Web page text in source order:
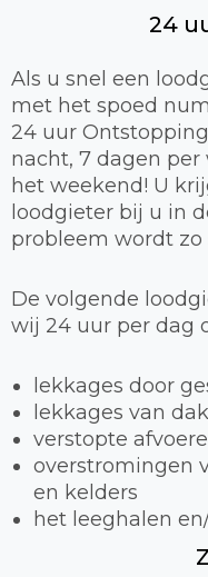
24
Als u snel een
met het spoed
24 uur
nacht, 7 dagen per
het weekend! U
loodgieter bij u in
probleem wordt
De volgende
wij 24 uur per dag
lekkages door
lekkages van
verstopte
overstromingen
en kelders
het leeghalen